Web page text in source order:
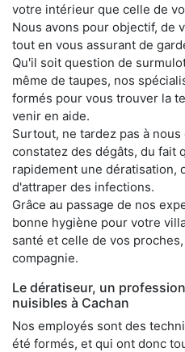
votre intérieur que celle de
Nous avons pour objectif, de
tout en vous assurant de
Qu'il soit question de
même de taupes, nos
formés pour vous trouver la
venir en aide.
Surtout, ne tardez pas à
constatez des dégâts, du fait
rapidement une dératisation,
d'attraper des infections.
Grâce au passage de nos
bonne hygiène pour votre
santé et celle de vos
compagnie.
Le dératiseur, un
nuisibles à Cachan
Nos employés sont des
été formés, et qui ont donc